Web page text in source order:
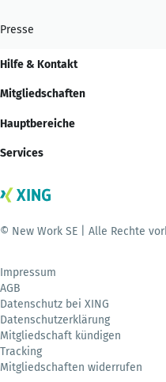
Presse
Hilfe & Kontakt
Mitgliedschaften
Hauptbereiche
Services
© New Work SE | Alle Rechte
Impressum
AGB
Datenschutz bei XING
Datenschutzerklärung
Mitgliedschaft kündigen
Tracking
Mitgliedschaften widerrufen